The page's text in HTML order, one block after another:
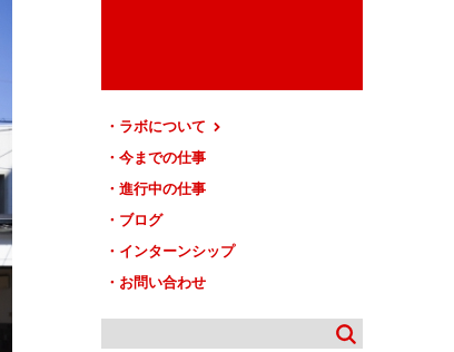
ラボについて
今までの仕事
進行中の仕事
ブログ
インターンシップ
お問い合わせ